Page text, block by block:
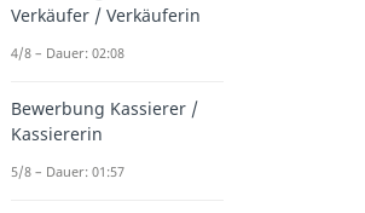
Verkäufer / Verkäuferin
4/8 – Dauer: 02:08
Bewerbung Kassierer /
Kassiererin
5/8 – Dauer: 01:57